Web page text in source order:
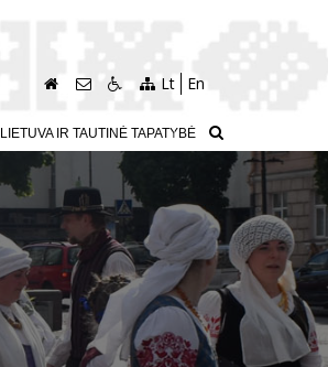
Lt En
IR TAUTINĖ TAPATYBĖ